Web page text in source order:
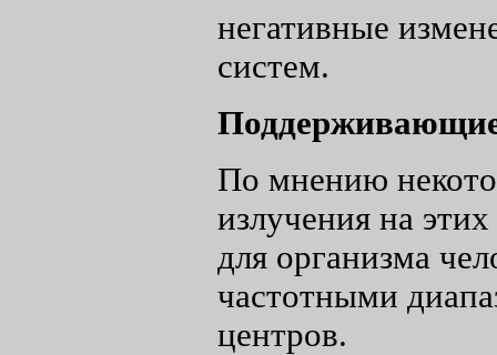
негативные
систем.
По мнению
излучения на
для организма
частотными
центров.